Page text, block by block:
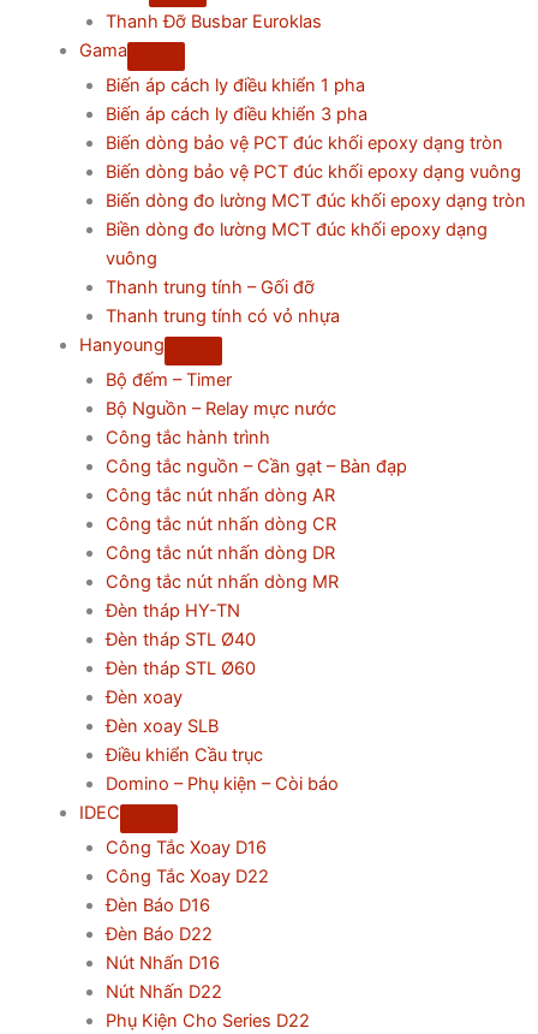
Thanh Đỡ Busbar Euroklas
Gama
Biến áp cách ly điều khiển 1 pha
Biến áp cách ly điều khiển 3 pha
Biến dòng bảo vệ PCT đúc khối epoxy dạng tròn
Biến dòng bảo vệ PCT đúc khối epoxy dạng vuông
Biến dòng đo lường MCT đúc khối epoxy dạng tròn
Biền dòng đo lường MCT đúc khối epoxy dạng
vuông
Thanh trung tính – Gối đỡ
Thanh trung tính có vỏ nhựa
Hanyoung
Bộ đếm – Timer
Bộ Nguồn – Relay mực nước
Công tắc hành trình
Công tắc nguồn – Cần gạt – Bàn đạp
Công tắc nút nhấn dòng AR
Công tắc nút nhấn dòng CR
Công tắc nút nhấn dòng DR
Công tắc nút nhấn dòng MR
Đèn tháp HY-TN
Đèn tháp STL Ø40
Đèn tháp STL Ø60
Đèn xoay
Đèn xoay SLB
Điều khiển Cầu trục
Domino – Phụ kiện – Còi báo
IDEC
Công Tắc Xoay D16
Công Tắc Xoay D22
Đèn Báo D16
Đèn Báo D22
Nút Nhấn D16
Nút Nhấn D22
Phụ Kiện Cho Series D22